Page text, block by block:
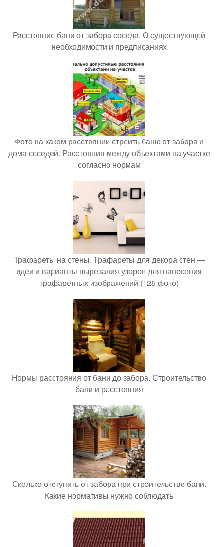
Расстояние бани от забора соседа. О существующей
необходимости и предписаниях
Фото на каком расстоянии строить баню от забора и
дома соседей. Расстояния между объектами на участке
согласно нормам
Трафареты на стены. Трафареты для декора стен —
идеи и варианты вырезания узоров для нанесения
трафаретных изображений (125 фото)
Нормы расстояния от бани до забора. Строительство
бани и расстояния
Сколько отступить от забора при строительстве бани.
Какие нормативы нужно соблюдать